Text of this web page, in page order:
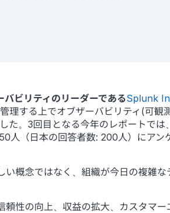
ビリティのリーダーであるSplunk
する上でオブザーバビリティ(可観
た。3回目となる今年のレポートで
人（日本の回答者数: 200人）にア
概念ではなく、組織が今日の複雑
性の向上、収益の拡大、カスタマ